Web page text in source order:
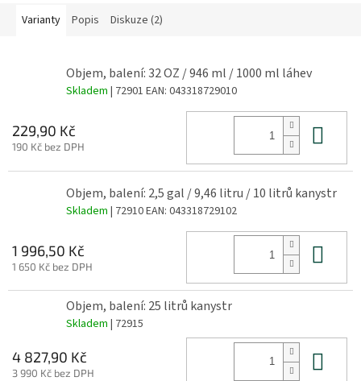
Varianty Popis Diskuze (2)
Objem, balení: 32 OZ / 946 ml / 1000 ml láhev
Skladem | 72901 EAN: 043318729010
229,90 Kč
190 Kč bez DPH
Objem, balení: 2,5 gal / 9,46 litru / 10 litrů kanystr
Skladem | 72910EAN: 043318729102
1 996,50 Kč
1 650 Kč bez DPH
Objem, balení: 25 litrů kanystr
Skladem | 72915
4 827,90 Kč
3 990 Kč bez DPH